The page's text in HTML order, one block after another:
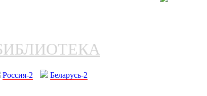
Россия-2
Беларусь-2